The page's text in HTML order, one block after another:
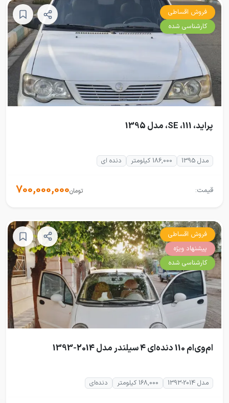
فروش اقساطی
کارشناسی شده
پراید، 111، SE، مدل 1395
مدل 1395 186,000 کیلومتر دنده ای
قیمت: 700,000,000تومان
فروش اقساطی
پیشنهاد ویژه
کارشناسی شده
ام‌وی‌ام 110 دنده‌ای ۴ سیلندر مدل 2014-1393
مدل 2014-1393 168,000 کیلومتر دنده‌ای